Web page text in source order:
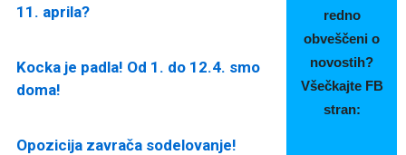
11. aprila?
redno
obveščeni o
novostih?
Všečkajte FB
stran:
Kocka je padla! Od 1. do 12.4. smo
doma!
Opozicija zavrača sodelovanje!